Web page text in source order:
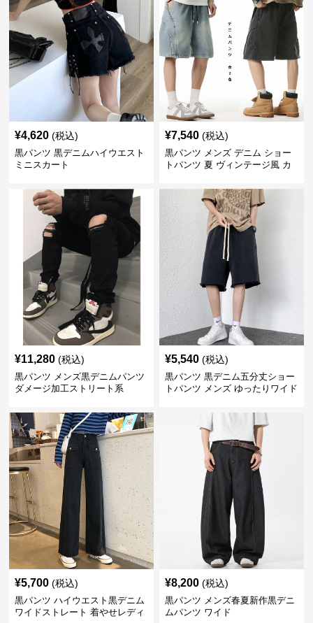
¥4,620 (税込)
黒パンツ 黒デニムハイウエスト
ミニスカート
¥7,540 (税込)
黒パンツ メンズ デニム ショー
トパンツ 夏 ヴィンテージ風 カ
¥11,280 (税込)
黒パンツ メンズ黒デニムパンツ
ダメージ加工ストリート系
¥5,540 (税込)
黒パンツ 黒デニム五分丈ショー
トパンツ メンズ ゆったりワイド
¥5,700 (税込)
黒パンツ ハイウエスト黒デニム
ワイドストレート 着やせレディ
¥8,200 (税込)
黒パンツ メンズ春夏新作黒デニ
ムパンツ ワイド